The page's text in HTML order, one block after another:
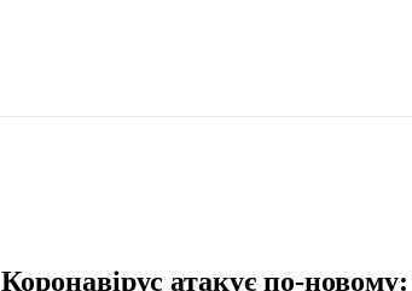
Коронавірус атакує по-